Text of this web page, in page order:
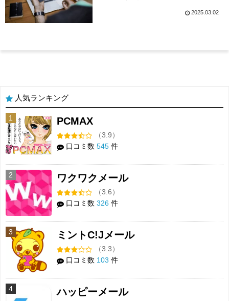
2025.03.02
人気ランキング
1 PCMAX
（3.9）
口コミ数 545 件
2 ワクワクメール
（3.6）
口コミ数 326 件
3 ミントC!Jメール
（3.3）
口コミ数 103 件
4 ハッピーメール